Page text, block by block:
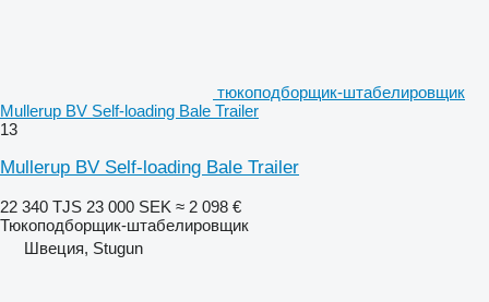
тюкоподборщик-штабелировщик
Mullerup BV Self-loading Bale Trailer
13
Mullerup BV Self-loading Bale Trailer
22 340 TJS 23 000 SEK ≈ 2 098 €
Тюкоподборщик-штабелировщик
Швеция, Stugun